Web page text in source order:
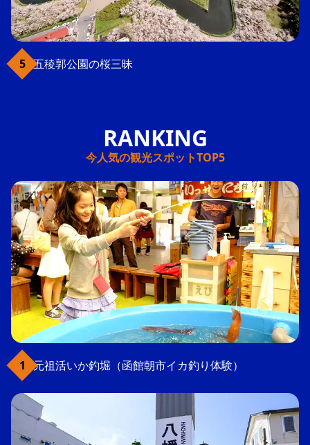
五稜郭公園の桜三昧
今人気の観光スポットTOP5
元祖活いか釣堀（函館朝市イカ釣り体験）